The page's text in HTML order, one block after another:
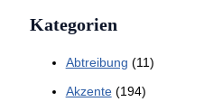
Kategorien
Abtreibung (11)
Akzente(194)